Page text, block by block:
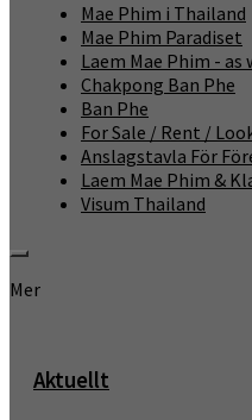
Mae Phim i Thailand
Mae Phim Paradiset
Laem Mae Phim - as
Chakpong Ban Phe
Ban Phe
For Sale / Rent /
Anslagstavla För
Laem Mae Phim &
Visum Thailand
Mer
Aktuellt